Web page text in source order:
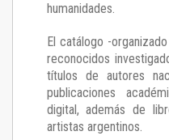
humanidades.
El catálogo -
reconocidos
títulos de autores
publicaciones
digital, además de
artistas argentinos.